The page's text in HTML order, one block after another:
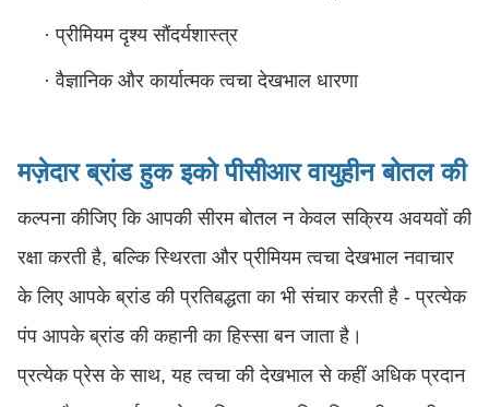
· प्रीमियम दृश्य सौंदर्यशास्त्र
· वैज्ञानिक और कार्यात्मक त्वचा देखभाल धारणा
मज़ेदार ब्रांड हुक इको पीसीआर वायुहीन बोतल की
कल्पना कीजिए कि आपकी सीरम बोतल न केवल सक्रिय अवयवों की
रक्षा करती है, बल्कि स्थिरता और प्रीमियम त्वचा देखभाल नवाचार
के लिए आपके ब्रांड की प्रतिबद्धता का भी संचार करती है - प्रत्येक
पंप आपके ब्रांड की कहानी का हिस्सा बन जाता है।
प्रत्येक प्रेस के साथ, यह त्वचा की देखभाल से कहीं अधिक प्रदान